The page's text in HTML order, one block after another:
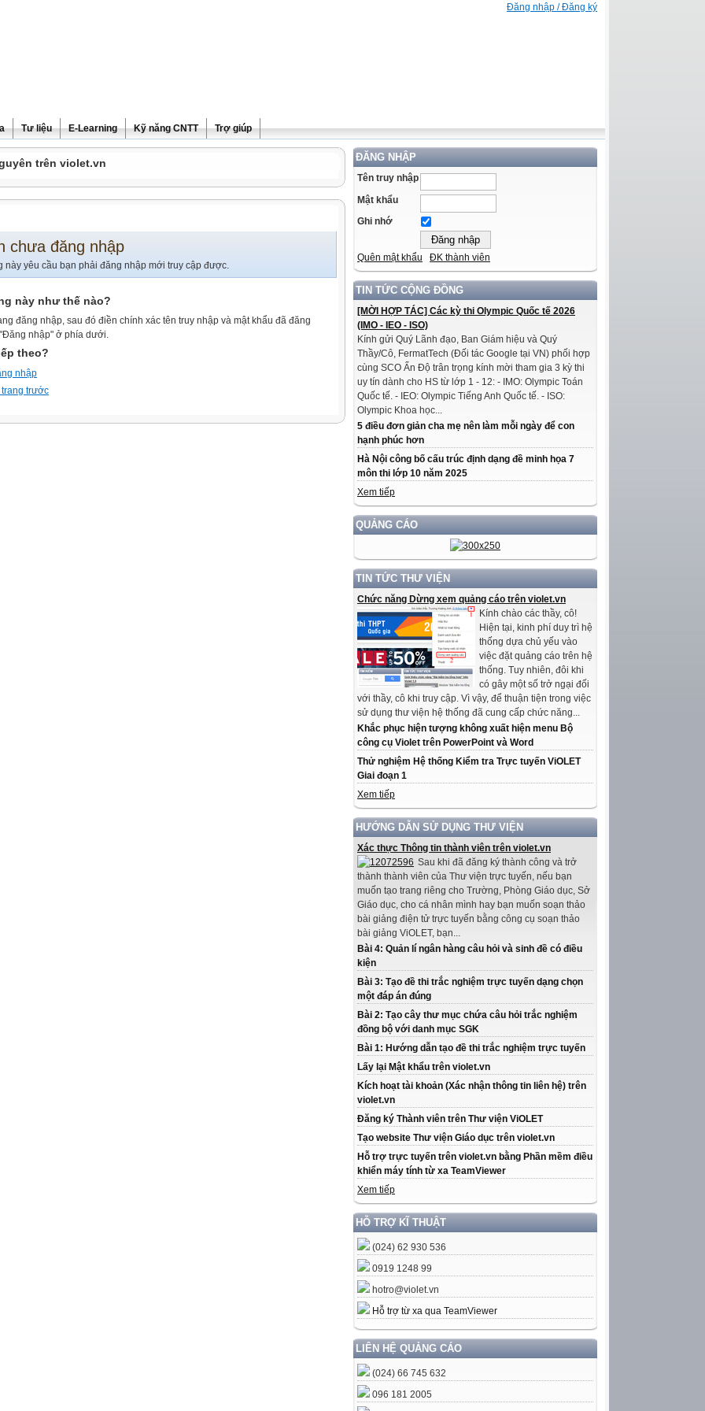
Đăng nhập / Đăng ký
Tư liệu E-Learning Kỹ năng CNTT Trợ giúp
ĐĂNG NHẬP
Tên truy nhập
Mật khẩu
Ghi nhớ
Quên mật khẩu ĐK thành viên
TIN TỨC CỘNG ĐỒNG
[MỜI HỢP TÁC] Các kỳ thi Olympic Quốc tế 2026
(IMO - IEO - ISO)
Kính gửi Quý Lãnh đạo, Ban Giám hiệu và Quý
Thầy/Cô, FermatTech (Đối tác Google tại VN) phối hợp
cùng SCO Ấn Độ trân trọng kính mời tham gia 3 kỳ thi
uy tín dành cho HS từ lớp 1 - 12: - IMO: Olympic Toán
Quốc tế. - IEO: Olympic Tiếng Anh Quốc tế. - ISO:
Olympic Khoa học...
5 điều đơn giản cha mẹ nên làm mỗi ngày để con
hạnh phúc hơn
Hà Nội công bố cấu trúc định dạng đề minh họa 7
môn thi lớp 10 năm 2025
Xem tiếp
QUẢNG CÁO
TIN TỨC THƯ VIỆN
Chức năng Dừng xem quảng cáo trên violet.vn
Kính chào các thầy, cô!
Hiện tại, kinh phí duy trì hệ
thống dựa chủ yếu vào
việc đặt quảng cáo trên hệ
thống. Tuy nhiên, đôi khi
có gây một số trở ngại đối
với thầy, cô khi truy cập. Vì vậy, để thuận tiện trong việc
sử dụng thư viện hệ thống đã cung cấp chức năng...
Khắc phục hiện tượng không xuất hiện menu Bộ
công cụ Violet trên PowerPoint và Word
Thử nghiệm Hệ thống Kiểm tra Trực tuyến ViOLET
Giai đoạn 1
Xem tiếp
HƯỚNG DẪN SỬ DỤNG THƯ VIỆN
Xác thực Thông tin thành viên trên violet.vn
Sau khi đã đăng ký thành công và trở
thành thành viên của Thư viện trực tuyến, nếu bạn
muốn tạo trang riêng cho Trường, Phòng Giáo dục, Sở
Giáo dục, cho cá nhân mình hay bạn muốn soạn thảo
bài giảng điện tử trực tuyến bằng công cụ soạn thảo
bài giảng ViOLET, bạn...
Bài 4: Quản lí ngân hàng câu hỏi và sinh đề có điều
kiện
Bài 3: Tạo đề thi trắc nghiệm trực tuyến dạng chọn
một đáp án đúng
Bài 2: Tạo cây thư mục chứa câu hỏi trắc nghiệm
đồng bộ với danh mục SGK
Bài 1: Hướng dẫn tạo đề thi trắc nghiệm trực tuyến
Lấy lại Mật khẩu trên violet.vn
Kích hoạt tài khoản (Xác nhận thông tin liên hệ) trên
violet.vn
Đăng ký Thành viên trên Thư viện ViOLET
Tạo website Thư viện Giáo dục trên violet.vn
Hỗ trợ trực tuyến trên violet.vn bằng Phần mềm điều
khiển máy tính từ xa TeamViewer
Xem tiếp
HỖ TRỢ KĨ THUẬT
(024) 62 930 536
0919 1248 99
hotro@violet.vn
Hỗ trợ từ xa qua TeamViewer
LIÊN HỆ QUẢNG CÁO
(024) 66 745 632
096 181 2005
trên violet.vn
chưa đăng nhập
này yêu cầu bạn phải đăng nhập mới truy cập được.
này như thế nào?
đăng nhập, sau đó điền chính xác tên truy nhập và mật khẩu đã đăng
nhập" ở phía dưới.
theo?
nhập
trước